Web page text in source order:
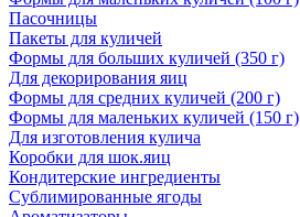
Пасочницы
Пакеты для куличей
Формы для больших куличей (350 г)
Для декорирования яиц
Формы для средних куличей (200 г)
Формы для маленьких куличей (150 г)
Для изготовления кулича
Коробки для шок.яиц
Кондитерские ингредиенты
Сублимированные ягоды